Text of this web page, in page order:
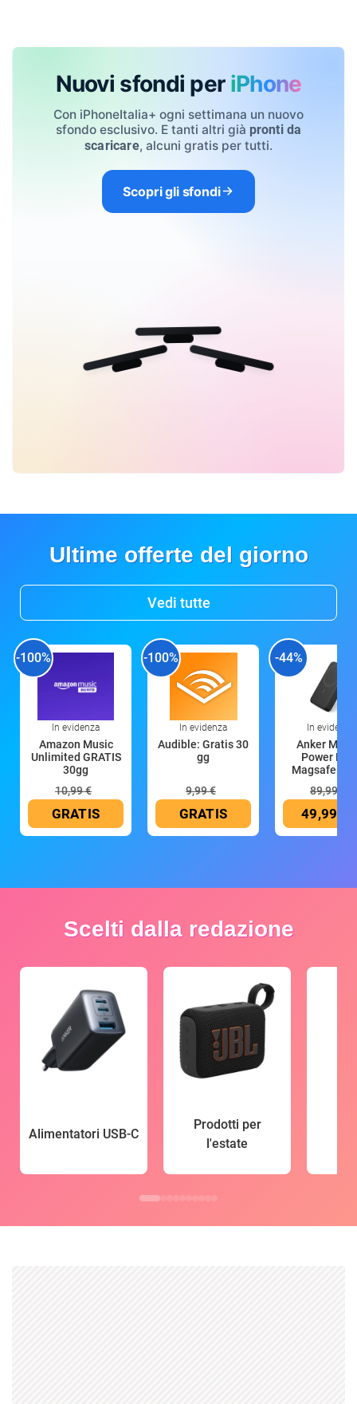
Nuovi sfondi per iPhone
Con iPhoneItalia+ ogni settimana un nuovo
sfondo esclusivo. E tanti altri già pronti da
scaricare, alcuni gratis per tutti.
Scopri gli sfondi
Ultime offerte del giorno
Vedi tutte
-100%
In evidenza
Amazon Music
Unlimited GRATIS
30gg
10,99 €
GRATIS
-100%
In evidenza
Audible: Gratis 30
gg
9,99 €
GRATIS
-44%
In evidenza
Anker
Power
Magsafe
89,99 €
49,99 €
Scelti dalla redazione
Alimentatori USB-C
Prodotti per
l'estate